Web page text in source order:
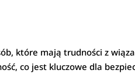
które mają trudności z
co jest kluczowe dla